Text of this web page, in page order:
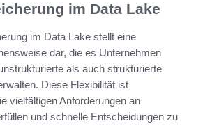
im Data Lake
im Data Lake stellt eine
dar, die es Unternehmen
als auch strukturierte
Diese Flexibilität ist
vielfältigen Anforderungen an
und schnelle Entscheidungen zu